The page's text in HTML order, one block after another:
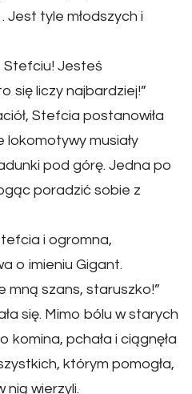
Jest tyle młodszych i
Stefciu! Jesteś
się liczy najbardziej!”
Stefcia postanowiła
lokomotywy musiały
pod górę. Jedna po
poradzić sobie z
i ogromna,
o imieniu Gigant.
mną szans, staruszko!”
się. Mimo bólu w starych
komina, pchała i ciągnęła
którym pomogła,
nią wierzyli.